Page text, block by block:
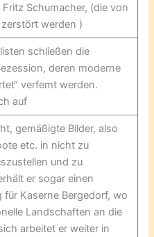
Schumacher, (die von
werden )
schließen die
deren moderne
verfemt werden.
auf
gemäßigte Bilder, also
etc. in nicht zu
und zu
er sogar einen
Kaserne Bergedorf, wo
Landschaften an die
arbeitet er weiter in